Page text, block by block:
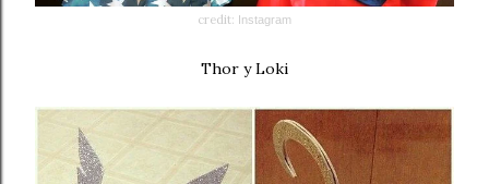
credit: Instagram
Thor y Loki